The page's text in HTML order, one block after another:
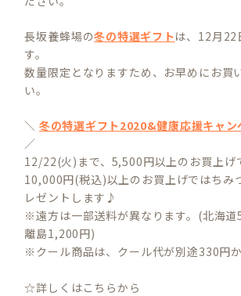
長坂養蜂場の冬の特選ギフトは、12月22
す。
数量限定となりますため、お早めにお買
い。
＼冬の特選ギフト2020&健康応援キャン
／
12/22(火)まで、5,500円以上のお買上げ
10,000円(税込)以上のお買上げではちみ
レゼントします♪
※遠方は一部送料が異なります。(北海道
離島1,200円)
※クール商品は、クール代が別途330円か
☆詳しくはこちらから